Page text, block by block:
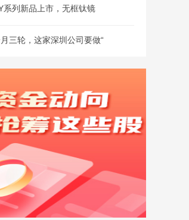
系列新品上市，无框钛镜
三轮，这家深圳公司要做“